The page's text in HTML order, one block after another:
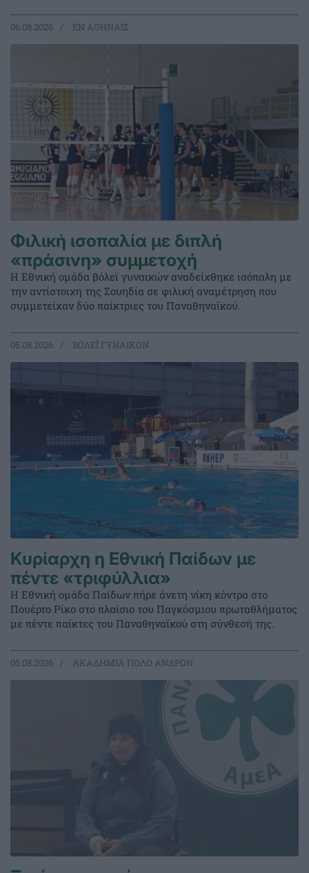
06.08.2026 EΝ ΑΘΗΝΑΙΣ
Φιλική ισοπαλία με διπλή
«πράσινη» συμμετοχή
Η Εθνική ομάδα βόλεϊ γυναικών αναδείχθηκε ισόπαλη με
την αντίστοιχη της Σουηδία σε φιλική αναμέτρηση που
συμμετείχαν δύο παίκτριες του Παναθηναϊκού.
05.08.2026 ΒΟΛΕΪ ΓΥΝΑΙΚΩΝ
Κυρίαρχη η Εθνική Παίδων με
πέντε «τριφύλλια»
Η Εθνική ομάδα Παίδων πήρε άνετη νίκη κόντρα στο
Πουέρτο Ρίκο στο πλαίσιο του Παγκόσμιου πρωταθλήματος
με πέντε παίκτες του Παναθηναϊκού στη σύνθεσή της.
05.08.2026 ΑΚΑΔΗΜΙΑ ΠΟΛΟ ΑΝΔΡΩΝ